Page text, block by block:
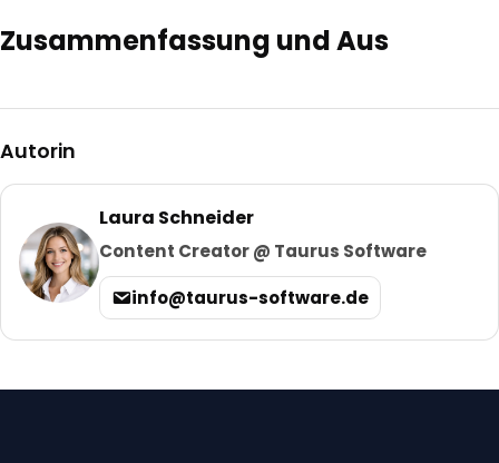
Zusammenfassung und Aus
Autorin
Laura Schneider
Content Creator @ Taurus Software
info@taurus-software.de